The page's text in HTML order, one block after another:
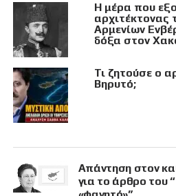
Η μέρα που
αρχιτέκτονας
Αρμενίων
δόξα στον
Τι ζητούσε ο
Βηρυτό;
Απάντηση στον
για το άρθρο του